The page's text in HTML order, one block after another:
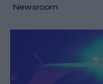
Newsroom